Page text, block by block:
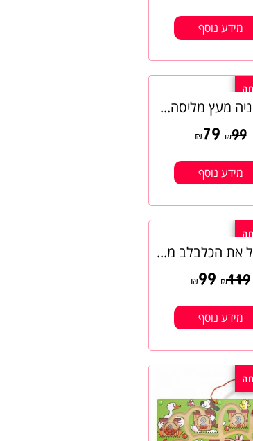
מידע נוסף
מעץ מליסה...
₪99
₪ 79
מידע נוסף
את הכלבלב מ...
₪119
₪99
מידע נוסף